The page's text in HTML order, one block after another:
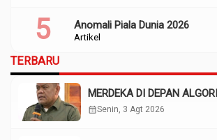
Artikel
Anomali Piala Dunia 2026
TERBARU
MERDEKA DI DEPAN
calendar_monthSenin, 3 Agt 2026